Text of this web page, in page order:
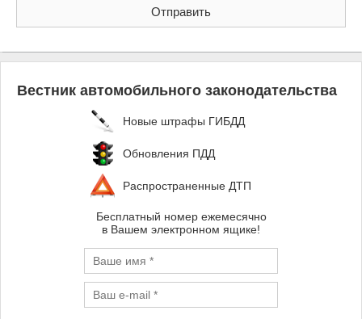
Вестник автомобильного законодательства
Новые штрафы ГИБДД
Обновления ПДД
Распространенные ДТП
Бесплатный номер ежемесячно
в Вашем электронном ящике!